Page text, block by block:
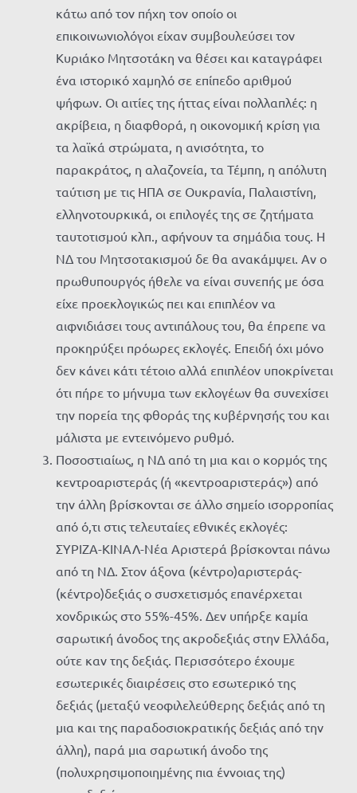
κάτω από τον πήχη τον οποίο οι
επικοινωνιολόγοι είχαν συμβουλεύσει τον
Κυριάκο Μητσοτάκη να θέσει και καταγράφει
ένα ιστορικό χαμηλό σε επίπεδο αριθμού
ψήφων. Οι αιτίες της ήττας είναι πολλαπλές: η
ακρίβεια, η διαφθορά, η οικονομική κρίση για
τα λαϊκά στρώματα, η ανισότητα, το
παρακράτος, η αλαζονεία, τα Τέμπη, η απόλυτη
ταύτιση με τις ΗΠΑ σε Ουκρανία, Παλαιστίνη,
ελληνοτουρκικά, οι επιλογές της σε ζητήματα
ταυτοτισμού κλπ., αφήνουν τα σημάδια τους. Η
ΝΔ του Μητσοτακισμού δε θα ανακάμψει. Αν ο
πρωθυπουργός ήθελε να είναι συνεπής με όσα
είχε προεκλογικώς πει και επιπλέον να
αιφνιδιάσει τους αντιπάλους του, θα έπρεπε να
προκηρύξει πρόωρες εκλογές. Επειδή όχι μόνο
δεν κάνει κάτι τέτοιο αλλά επιπλέον υποκρίνεται
ότι πήρε το μήνυμα των εκλογέων θα συνεχίσει
την πορεία της φθοράς της κυβέρνησής του και
μάλιστα με εντεινόμενο ρυθμό.
Ποσοστιαίως, η ΝΔ από τη μια και ο κορμός της
κεντροαριστεράς (ή «κεντροαριστεράς») από
την άλλη βρίσκονται σε άλλο σημείο ισορροπίας
από ό,τι στις τελευταίες εθνικές εκλογές:
ΣΥΡΙΖΑ-ΚΙΝΑΛ-Νέα Αριστερά βρίσκονται πάνω
από τη ΝΔ. Στον άξονα (κέντρο)αριστεράς-
(κέντρο)δεξιάς ο συσχετισμός επανέρχεται
χονδρικώς στο 55%-45%. Δεν υπήρξε καμία
σαρωτική άνοδος της ακροδεξιάς στην Ελλάδα,
ούτε καν της δεξιάς. Περισσότερο έχουμε
εσωτερικές διαιρέσεις στο εσωτερικό της
δεξιάς (μεταξύ νεοφιλελεύθερης δεξιάς από τη
μια και της παραδοσιοκρατικής δεξιάς από την
άλλη), παρά μια σαρωτική άνοδο της
(πολυχρησιμοποιημένης πια έννοιας της)